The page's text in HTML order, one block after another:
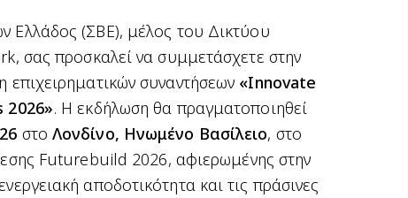
Ελλάδος (ΣΒΕ), μέλος του Δικτύου
, σας προσκαλεί να συμμετάσχετε στην
επιχειρηματικών συναντήσεων «Innovate
2026». Η εκδήλωση θα πραγματοποιηθεί
στο Λονδίνο, Ηνωμένο Βασίλειο, στο
Futurebuild 2026, αφιερωμένης στην
αποδοτικότητα και τις πράσινες